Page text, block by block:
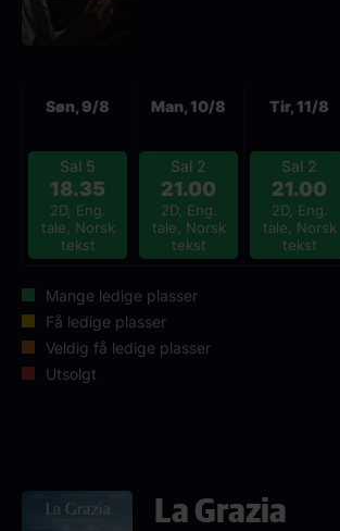
Søn, 9/8
Sal 5
18.35
2D, Eng.
tale, Norsk
tekst
Man, 10/8
Sal 2
21.00
2D, Eng.
tale, Norsk
tekst
Tir, 11/8
Sal 2
21.00
2D, Eng.
tale, Norsk
tekst
Mange ledige plasser
Få ledige plasser
Veldig få ledige plasser
Utsolgt
La Grazia